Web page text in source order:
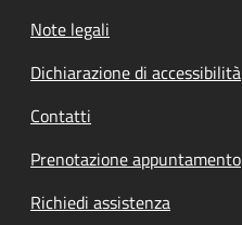
Note legali
Dichiarazione di accessibilità
Contatti
Prenotazione appuntamento
Richiedi assistenza